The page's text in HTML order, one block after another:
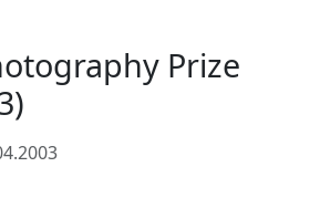
Prize